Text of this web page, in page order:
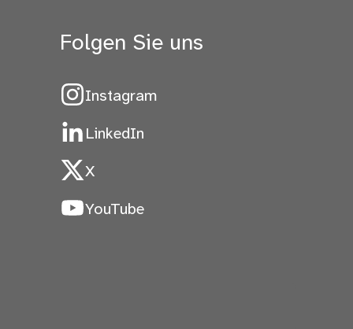
Folgen Sie uns
Instagram
LinkedIn
X
YouTube